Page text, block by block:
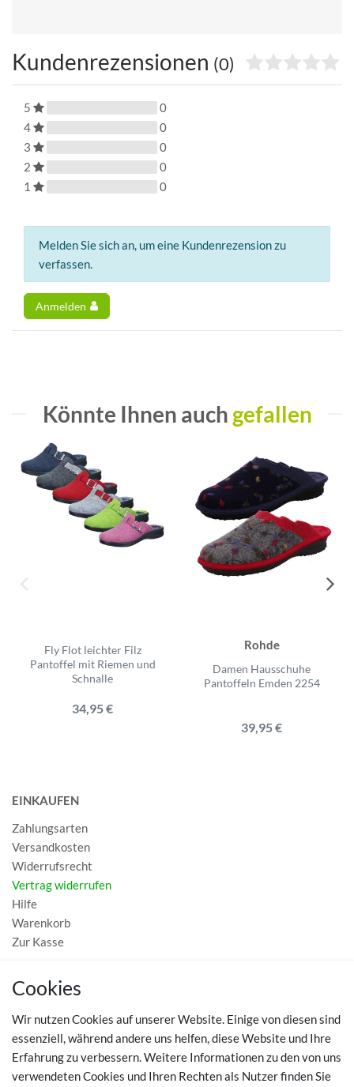
Kundenrezensionen (0)
5
0
4
0
3
0
2
0
1
0
Melden Sie sich an, um eine Kundenrezension zu
verfassen.
Anmelden
Könnte Ihnen auch gefallen
Fly Flot leichter Filz
Pantoffel mit Riemen und
Schnalle
34,95 €
Rohde
Damen Hausschuhe
Pantoffeln Emden 2254
39,95 €
EINKAUFEN
Zahlungsarten
Versandkosten
Widerrufsrecht
Vertrag widerrufen
Hilfe
Warenkorb
Zur Kasse
MEIN KONTO
TOP SCHUHTHEMEN
Cookies
Wir nutzen Cookies auf unserer Website. Einige von diesen sind
essenziell, während andere uns helfen, diese Website und Ihre
Erfahrung zu verbessern. Weitere Informationen zu den von uns
verwendeten Cookies und Ihren Rechten als Nutzer finden Sie